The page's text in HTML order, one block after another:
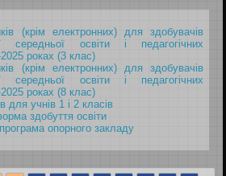
(крім електронних) для здобувачів
середньої освіти і педагогічних
2025 роках (3 клас)
(крім електронних) для здобувачів
середньої освіти і педагогічних
2025 роках (8 клас)
для учнів 1 і 2 класів
здобуття освіти
опорного закладу